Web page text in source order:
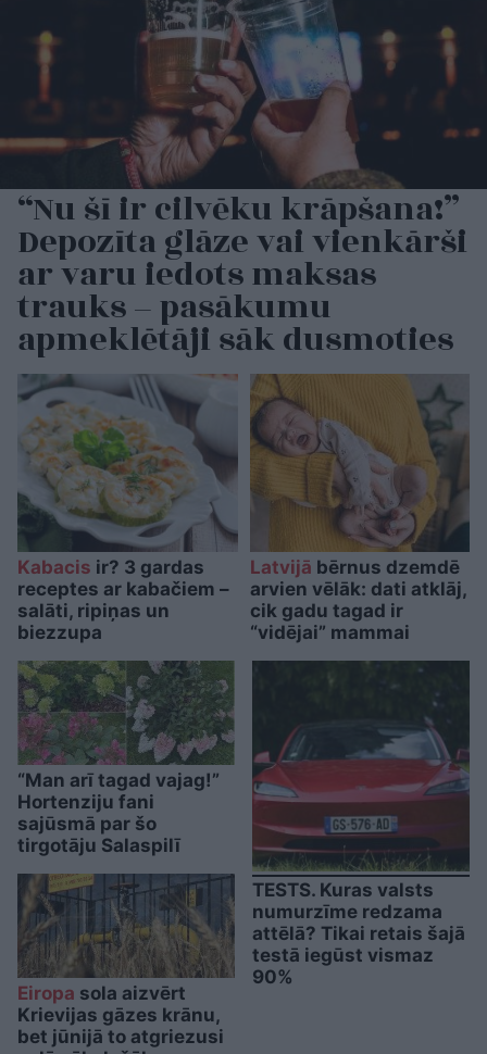
“Nu šī ir cilvēku krāpšana!”
Depozīta glāze vai vienkārši
ar varu iedots maksas
trauks – pasākumu
apmeklētāji sāk dusmoties
Kabacis ir? 3 gardas
receptes ar kabačiem –
salāti, ripiņas un
biezzupa
Latvijā bērnus dzemdē
arvien vēlāk: dati atklāj,
cik gadu tagad ir
“vidējai” mammai
“Man arī tagad vajag!”
Hortenziju fani
sajūsmā par šo
tirgotāju Salaspilī
Eiropa sola aizvērt
Krievijas gāzes krānu,
bet jūnijā to atgriezusi
TESTS. Kuras valsts
numurzīme redzama
attēlā? Tikai retais šajā
testā iegūst vismaz
90%